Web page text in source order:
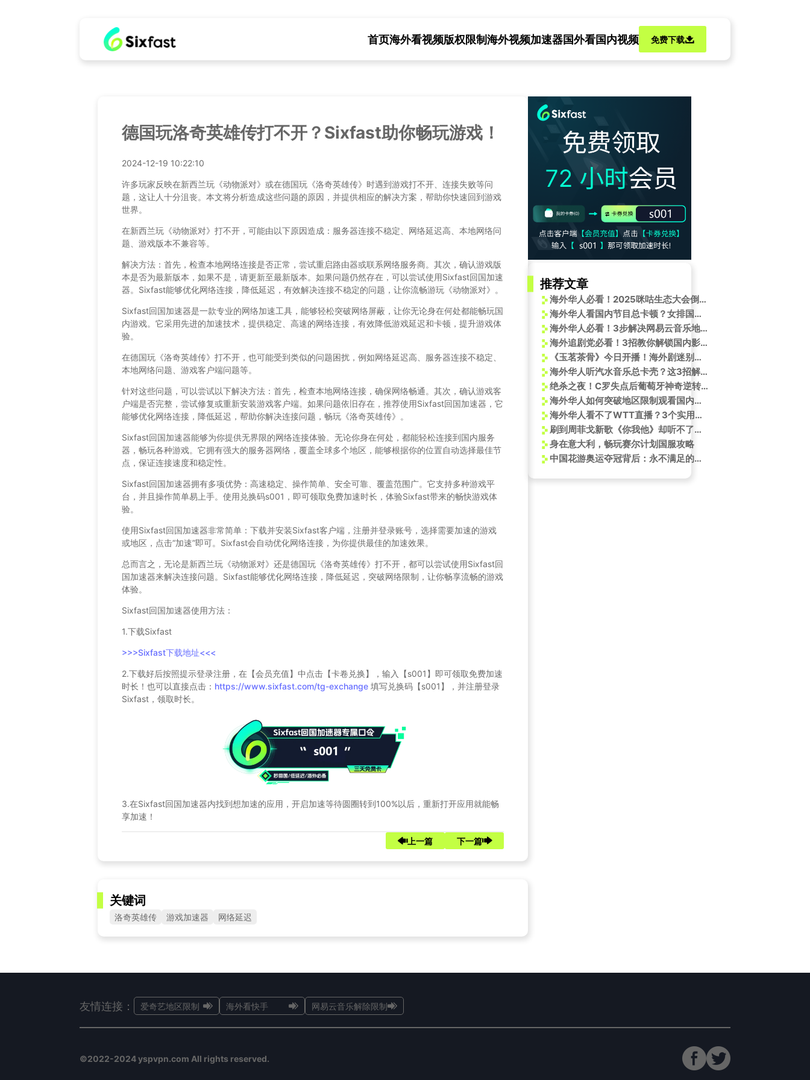
首页海外看视频版权限制海外视频加速器国外看国内视频 免费下载
德国玩洛奇英雄传打不开？Sixfast助你畅玩游戏！
2024-12-19 10:22:10
许多玩家反映在新西兰玩《动物派对》或在德国玩《洛奇英雄传》时遇到游戏打不开、连接失败等问
题，这让人十分沮丧。本文将分析造成这些问题的原因，并提供相应的解决方案，帮助你快速回到游戏
世界。
在新西兰玩《动物派对》打不开，可能由以下原因造成：服务器连接不稳定、网络延迟高、本地网络问
题、游戏版本不兼容等。
解决方法：首先，检查本地网络连接是否正常，尝试重启路由器或联系网络服务商。其次，确认游戏版
本是否为最新版本，如果不是，请更新至最新版本。如果问题仍然存在，可以尝试使用Sixfast回国加速
器。Sixfast能够优化网络连接，降低延迟，有效解决连接不稳定的问题，让你流畅游玩《动物派对》。
Sixfast回国加速器是一款专业的网络加速工具，能够轻松突破网络屏蔽，让你无论身在何处都能畅玩国
内游戏。它采用先进的加速技术，提供稳定、高速的网络连接，有效降低游戏延迟和卡顿，提升游戏体
验。
在德国玩《洛奇英雄传》打不开，也可能受到类似的问题困扰，例如网络延迟高、服务器连接不稳定、
本地网络问题、游戏客户端问题等。
针对这些问题，可以尝试以下解决方法：首先，检查本地网络连接，确保网络畅通。其次，确认游戏客
户端是否完整，尝试修复或重新安装游戏客户端。如果问题依旧存在，推荐使用Sixfast回国加速器，它
能够优化网络连接，降低延迟，帮助你解决连接问题，畅玩《洛奇英雄传》。
Sixfast回国加速器能够为你提供无界限的网络连接体验。无论你身在何处，都能轻松连接到国内服务
器，畅玩各种游戏。它拥有强大的服务器网络，覆盖全球多个地区，能够根据你的位置自动选择最佳节
点，保证连接速度和稳定性。
Sixfast回国加速器拥有多项优势：高速稳定、操作简单、安全可靠、覆盖范围广。它支持多种游戏平
台，并且操作简单易上手。使用兑换码s001，即可领取免费加速时长，体验Sixfast带来的畅快游戏体
验。
使用Sixfast回国加速器非常简单：下载并安装Sixfast客户端，注册并登录账号，选择需要加速的游戏
或地区，点击“加速”即可。Sixfast会自动优化网络连接，为你提供最佳的加速效果。
总而言之，无论是新西兰玩《动物派对》还是德国玩《洛奇英雄传》打不开，都可以尝试使用Sixfast回
国加速器来解决连接问题。Sixfast能够优化网络连接，降低延迟，突破网络限制，让你畅享流畅的游戏
体验。
Sixfast回国加速器使用方法：
1.下载Sixfast
>>>Sixfast下载地址<<<
2.下载好后按照提示登录注册，在【会员充值】中点击【卡卷兑换】，输入【s001】即可领取免费加速
时长！也可以直接点击： https://www.sixfast.com/tg-exchange 填写兑换码【s001】，并注册登录
Sixfast，领取时长。
3.在Sixfast回国加速器内找到想加速的应用，开启加速等待圆圈转到100%以后，重新打开应用就能畅
享加速！
上一篇 下一篇
关键词
洛奇英雄传 游戏加速器 网络延迟
推荐文章
海外华人必看！2025咪咕生态大会倒计时1天，AI黑科技即将引爆全场
海外华人看国内节目总卡顿？女排国手王媛媛欧联杯互动引爆海外观赛痛点
海外华人必看！3步解决网易云音乐地区限制，李昊新歌《I should be with you》轻松听
海外追剧党必看！3招教你解锁国内影视资源，再也不怕错过王一博周冬雨神仙合唱
《玉茗茶骨》今日开播！海外剧迷别错过，这份追剧指南请收好
海外华人听汽水音乐总卡壳？这3招解决播放问题，亲测有效！
绝杀之夜！C罗失点后葡萄牙神奇逆转，教你读懂足球比赛的戏剧性
海外华人如何突破地区限制观看国内影视综艺？这些老将的故事告诉你答案
海外华人看不了WTT直播？3个实用方法帮你解锁地区限制，轻松追赛不卡顿
刷到周菲戈新歌《你我他》却听不了？海外党别急，这招能救急
身在意大利，畅玩赛尔计划国服攻略
中国花游奥运夺冠背后：永不满足的冠军心态是如何炼成的？
友情连接： 爱奇艺地区限制 海外看快手 网易云音乐解除限制
©2022-2024 yspvpn.com All rights reserved.